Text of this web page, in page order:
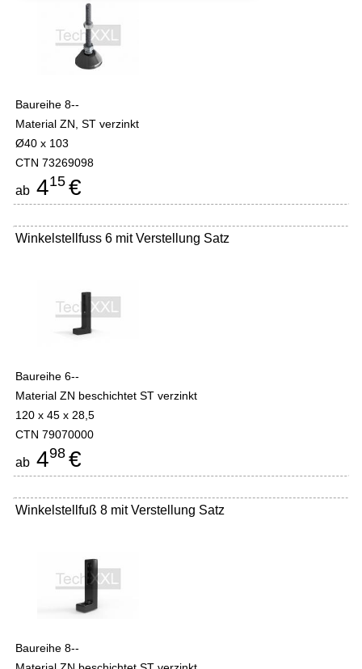
Baureihe 8--
Material ZN, ST verzinkt
Ø40 x 103
CTN 73269098
ab 415 €
Winkelstellfuss 6 mit Verstellung Satz
Baureihe 6--
Material ZN beschichtet ST verzinkt
120 x 45 x 28,5
CTN 79070000
ab 498 €
Winkelstellfuß 8 mit Verstellung Satz
Baureihe 8--